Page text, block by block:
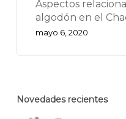
Aspectos
algodón en el
mayo 6, 2020
Novedades recientes